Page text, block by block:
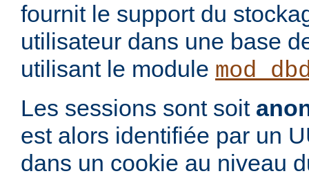
fournit le support du
utilisateur dans une base
utilisant le module
Les sessions sont soit
est alors identifiée par un
dans un cookie au niveau